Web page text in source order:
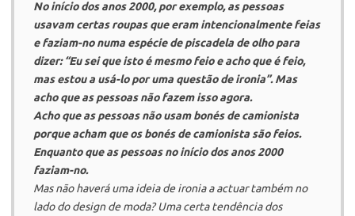
No início dos anos 2000, por exemplo, as pessoas
usavam certas roupas que eram intencionalmente feias
e faziam-no numa espécie de piscadela de olho para
dizer: “Eu sei que isto é mesmo feio e acho que é feio,
mas estou a usá-lo por uma questão de ironia”. Mas
acho que as pessoas não fazem isso agora.
Acho que as pessoas não usam bonés de camionista
porque acham que os bonés de camionista são feios.
Enquanto que as pessoas no início dos anos 2000
faziam-no.
Mas não haverá uma ideia de ironia a actuar também no
lado do design de moda? Uma certa tendência dos